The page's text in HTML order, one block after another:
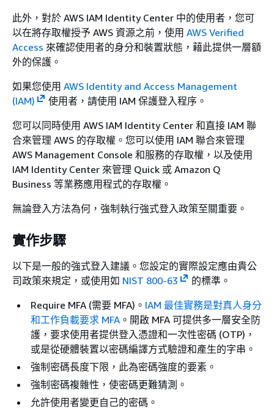
此外，對於 AWS IAM Identity Center 中的使用者，您可
以在將存取權授予 AWS 資源之前，使用 AWS Verified
Access 來確認使用者的身分和裝置狀態，藉此提供一層額
外的保護。
如果您使用 AWS Identity and Access Management
(IAM)
使用者，請使用 IAM 保護登入程序。
您可以同時使用 AWS IAM Identity Center 和直接 IAM 聯
合來管理 AWS 的存取權。您可以使用 IAM 聯合來管理
AWS Management Console 和服務的存取權，以及使用
IAM Identity Center 來管理 Quick 或 Amazon Q
Business 等業務應用程式的存取權。
無論登入方法為何，強制執行強式登入政策至關重要。
實作步驟
以下是一般的強式登入建議。您設定的實際設定應由貴公
司政策來規定，或使用如 NIST 800-63
的標準。
Require MFA (需要 MFA)。 IAM 最佳實務是對真人身分
和工作負載要求 MFA 。開啟 MFA 可提供多一層安全防
護，要求使用者提供登入憑證和一次性密碼 (OTP)，
或是從硬體裝置以密碼編譯方式驗證和產生的字串。
強制密碼長度下限，此為密碼強度的要素。
強制密碼複雜性，使密碼更難猜測。
允許使用者變更自己的密碼。